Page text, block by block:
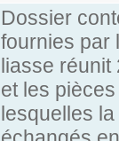
Dossier
fournies par
liasse réunit
et les
lesquelles